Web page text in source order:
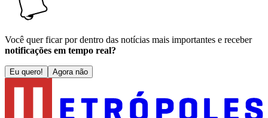
Você quer ficar por dentro das notícias mais importantes e receber
notificações em tempo real?
Eu quero! Agora não